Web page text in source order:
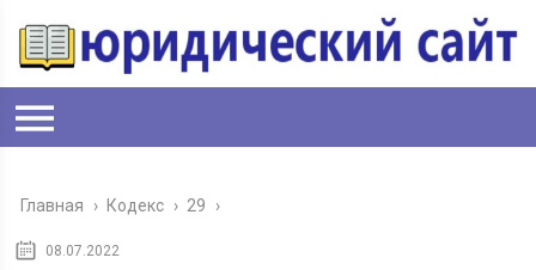
Главная › Кодекс › 29 ›
08.07.2022